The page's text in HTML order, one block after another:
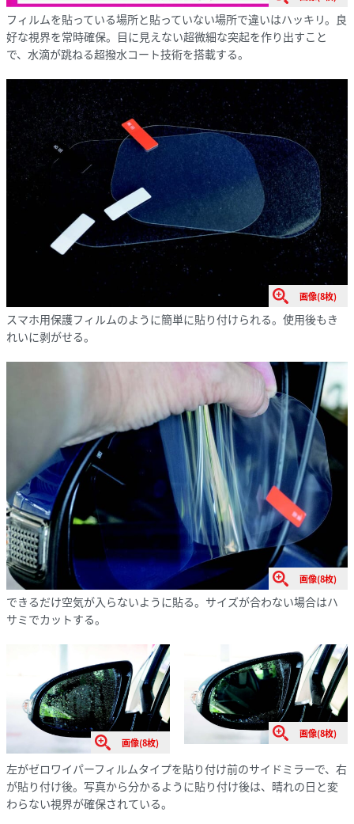
フィルムを貼っている場所と貼っていない場所で違いはハッキリ。良
好な視界を常時確保。目に見えない超微細な突起を作り出すこと
で、水滴が跳ねる超撥水コート技術を搭載する。
画像(8枚)
スマホ用保護フィルムのように簡単に貼り付けられる。使用後もき
れいに剥がせる。
画像(8枚)
できるだけ空気が入らないように貼る。サイズが合わない場合はハ
サミでカットする。
画像(8枚)
画像(8枚)
左がゼロワイパーフィルムタイプを貼り付け前のサイドミラーで、右
が貼り付け後。写真から分かるように貼り付け後は、晴れの日と変
わらない視界が確保されている。